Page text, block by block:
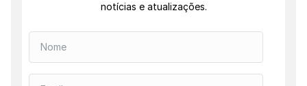
notícias e atualizações.